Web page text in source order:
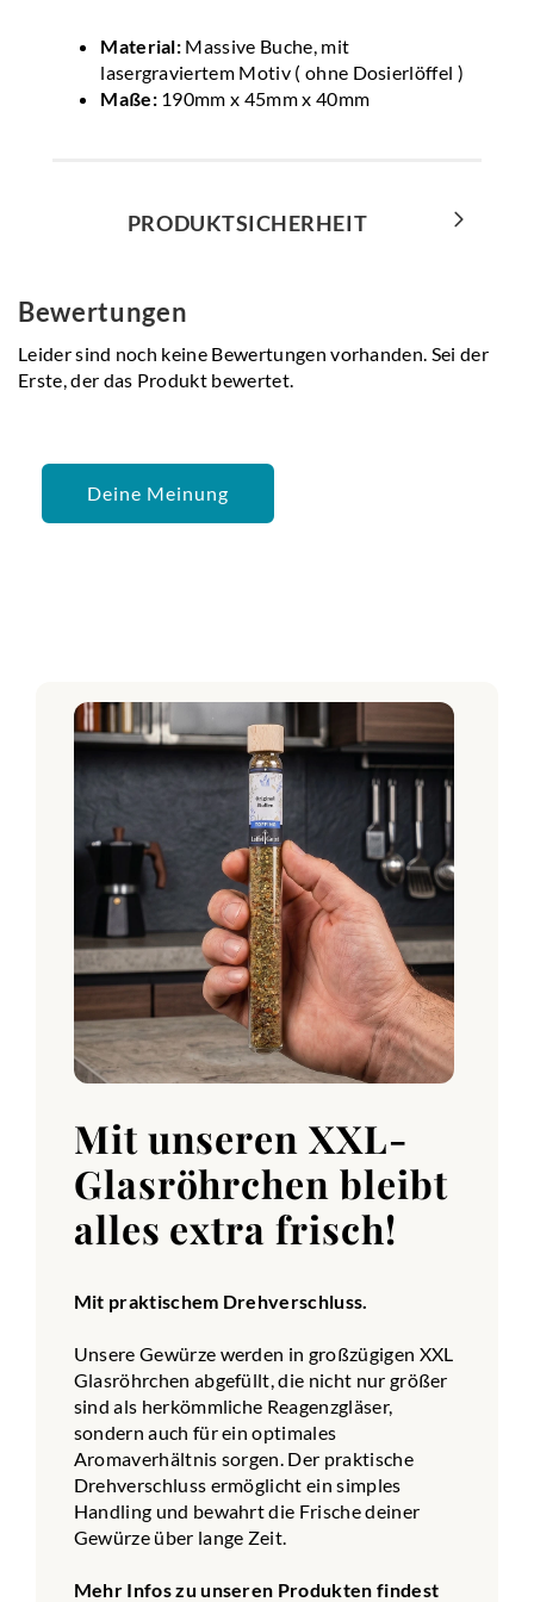
Material: Massive Buche, mit
lasergraviertem Motiv ( ohne Dosierlöffel )
Maße: 190mm x 45mm x 40mm
PRODUKTSICHERHEIT
Bewertungen
Leider sind noch keine Bewertungen vorhanden. Sei der
Erste, der das Produkt bewertet.
Deine Meinung
Mit unseren XXL-
Glasröhrchen bleibt
alles extra frisch!
Mit praktischem Drehverschluss.
Unsere Gewürze werden in großzügigen XXL
Glasröhrchen abgefüllt, die nicht nur größer
sind als herkömmliche Reagenzgläser,
sondern auch für ein optimales
Aromaverhältnis sorgen. Der praktische
Drehverschluss ermöglicht ein simples
Handling und bewahrt die Frische deiner
Gewürze über lange Zeit.
Mehr Infos zu unseren Produkten findest